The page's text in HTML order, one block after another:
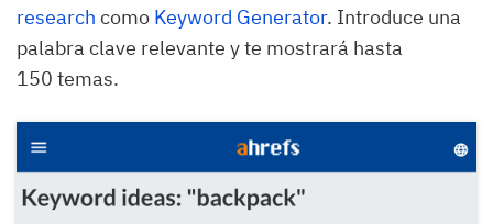
research como Keyword Generator. Introduce una
palabra clave relevante y te mostrará hasta
150 temas.